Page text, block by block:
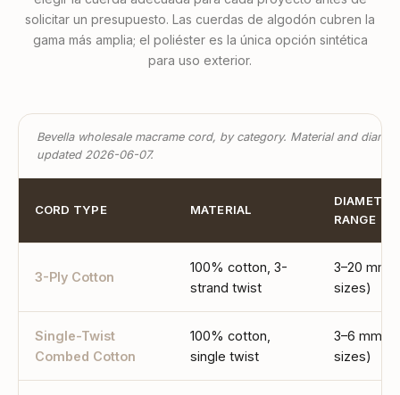
solicitar un presupuesto. Las cuerdas de algodón cubren la
gama más amplia; el poliéster es la única opción sintética
para uso exterior.
Bevella wholesale macrame cord, by category. Material and
updated 2026-06-07.
CORD TYPE MATERIAL
DIAMETER
RANGE
3-Ply Cotton
100% cotton, 3-
strand twist
3–20 mm
sizes)
Single-Twist
Combed Cotton
100% cotton,
single twist
3–6 mm (4
sizes)